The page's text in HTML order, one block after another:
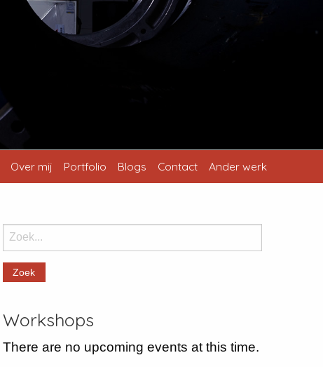
Over mij Portfolio Blogs Contact Ander werk
Zoek:
Workshops
There are no upcoming events at this time.